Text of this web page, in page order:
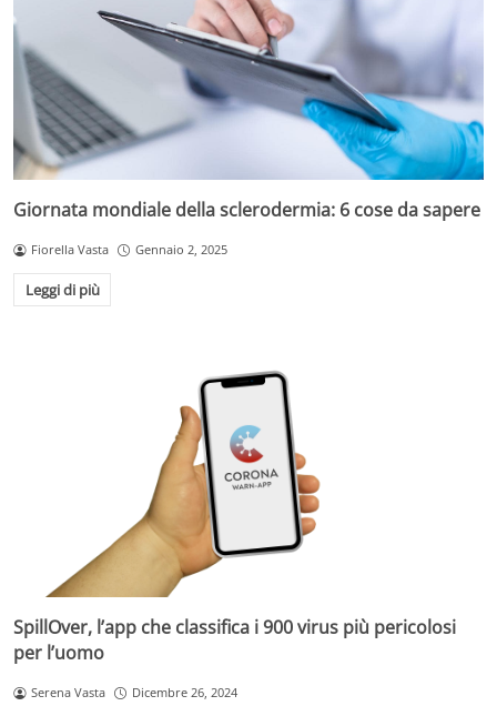
Giornata mondiale della sclerodermia: 6 cose da sapere
Fiorella Vasta Gennaio 2, 2025
Leggi di più
SpillOver, l’app che classifica i 900 virus più pericolosi
per l’uomo
Serena Vasta Dicembre 26, 2024